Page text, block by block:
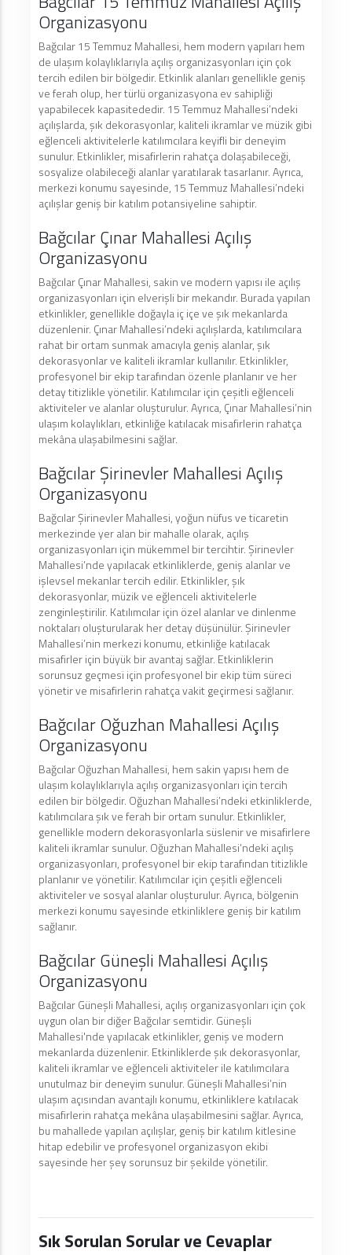
Organizasyonu
Bağcılar 15 Temmuz Mahallesi, hem modern yapıları hem
de ulaşım kolaylıklarıyla açılış organizasyonları için çok
tercih edilen bir bölgedir. Etkinlik alanları genellikle geniş
ve ferah olup, her türlü organizasyona ev sahipliği
yapabilecek kapasitededir. 15 Temmuz Mahallesi’ndeki
açılışlarda, şık dekorasyonlar, kaliteli ikramlar ve müzik gibi
eğlenceli aktivitelerle katılımcılara keyifli bir deneyim
sunulur. Etkinlikler, misafirlerin rahatça dolaşabileceği,
sosyalize olabileceği alanlar yaratılarak tasarlanır. Ayrıca,
merkezi konumu sayesinde, 15 Temmuz Mahallesi’ndeki
açılışlar geniş bir katılım potansiyeline sahiptir.
Bağcılar Çınar Mahallesi Açılış
Organizasyonu
Bağcılar Çınar Mahallesi, sakin ve modern yapısı ile açılış
organizasyonları için elverişli bir mekandır. Burada yapılan
etkinlikler, genellikle doğayla iç içe ve şık mekanlarda
düzenlenir. Çınar Mahallesi’ndeki açılışlarda, katılımcılara
rahat bir ortam sunmak amacıyla geniş alanlar, şık
dekorasyonlar ve kaliteli ikramlar kullanılır. Etkinlikler,
profesyonel bir ekip tarafından özenle planlanır ve her
detay titizlikle yönetilir. Katılımcılar için çeşitli eğlenceli
aktiviteler ve alanlar oluşturulur. Ayrıca, Çınar Mahallesi’nin
ulaşım kolaylıkları, etkinliğe katılacak misafirlerin rahatça
mekâna ulaşabilmesini sağlar.
Bağcılar Şirinevler Mahallesi Açılış
Organizasyonu
Bağcılar Şirinevler Mahallesi, yoğun nüfus ve ticaretin
merkezinde yer alan bir mahalle olarak, açılış
organizasyonları için mükemmel bir tercihtir. Şirinevler
Mahallesi’nde yapılacak etkinliklerde, geniş alanlar ve
işlevsel mekanlar tercih edilir. Etkinlikler, şık
dekorasyonlar, müzik ve eğlenceli aktivitelerle
zenginleştirilir. Katılımcılar için özel alanlar ve dinlenme
noktaları oluşturularak her detay düşünülür. Şirinevler
Mahallesi’nin merkezi konumu, etkinliğe katılacak
misafirler için büyük bir avantaj sağlar. Etkinliklerin
sorunsuz geçmesi için profesyonel bir ekip tüm süreci
yönetir ve misafirlerin rahatça vakit geçirmesi sağlanır.
Bağcılar Oğuzhan Mahallesi Açılış
Organizasyonu
Bağcılar Oğuzhan Mahallesi, hem sakin yapısı hem de
ulaşım kolaylıklarıyla açılış organizasyonları için tercih
edilen bir bölgedir. Oğuzhan Mahallesi’ndeki etkinliklerde,
katılımcılara şık ve ferah bir ortam sunulur. Etkinlikler,
genellikle modern dekorasyonlarla süslenir ve misafirlere
kaliteli ikramlar sunulur. Oğuzhan Mahallesi’ndeki açılış
organizasyonları, profesyonel bir ekip tarafından titizlikle
planlanır ve yönetilir. Katılımcılar için çeşitli eğlenceli
aktiviteler ve sosyal alanlar oluşturulur. Ayrıca, bölgenin
merkezi konumu sayesinde etkinliklere geniş bir katılım
sağlanır.
Bağcılar Güneşli Mahallesi Açılış
Organizasyonu
Bağcılar Güneşli Mahallesi, açılış organizasyonları için çok
uygun olan bir diğer Bağcılar semtidir. Güneşli
Mahallesi'nde yapılacak etkinlikler, geniş ve modern
mekanlarda düzenlenir. Etkinliklerde şık dekorasyonlar,
kaliteli ikramlar ve eğlenceli aktiviteler ile katılımcılara
unutulmaz bir deneyim sunulur. Güneşli Mahallesi’nin
ulaşım açısından avantajlı konumu, etkinliklere katılacak
misafirlerin rahatça mekâna ulaşabilmesini sağlar. Ayrıca,
bu mahallede yapılan açılışlar, geniş bir katılım kitlesine
hitap edebilir ve profesyonel organizasyon ekibi
sayesinde her şey sorunsuz bir şekilde yönetilir.
Sık Sorulan Sorular ve Cevaplar